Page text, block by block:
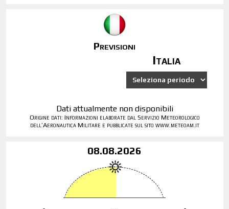
Previsioni
Italia
Dati attualmente non disponibili
Origine dati: Informazioni elaborate dal Servizio Meteorologico
dell’Aeronautica Militare e pubblicate sul sito www.meteoam.it
08.08.2026